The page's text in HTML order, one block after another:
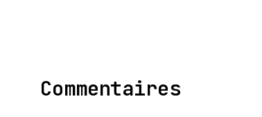
Commentaires